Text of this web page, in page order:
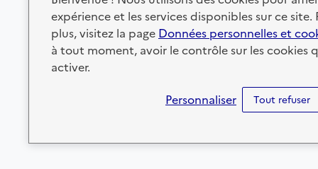
expérience et les services disponibles sur ce site.
plus, visitez la page Données personnelles et
à tout moment, avoir le contrôle sur les cookies
activer.
Tout refuser
Personnaliser